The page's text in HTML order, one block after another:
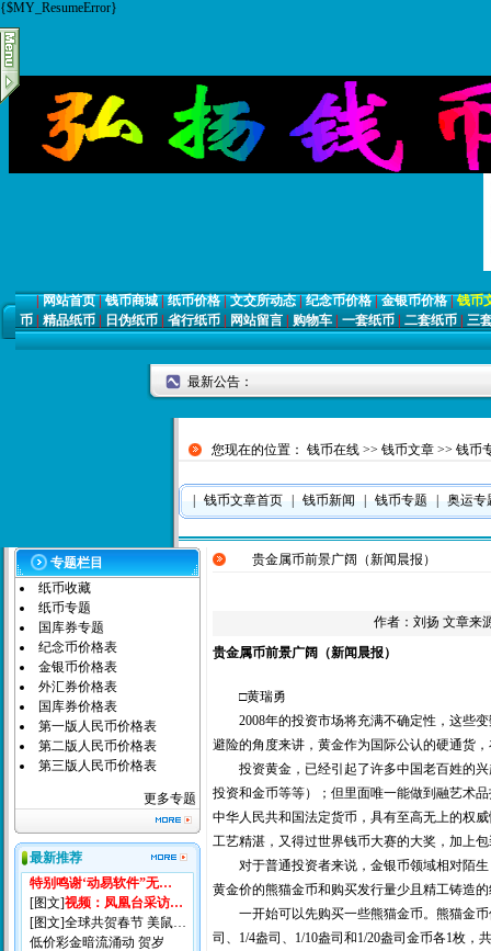
{$MY_ResumeError}
|网站首页|钱币商城|纸币价格|文交所动态|纪念币价格|金银币价格|钱币
币 | 精品纸币 | 日伪纸币 | 省行纸币 | 网站留言 | 购物车 | 一套纸币 | 二套纸币 | 三
最新公告：
您现在的位置： 钱币在线 >> 钱币文章 >> 钱币
| 钱币文章首页 | 钱币新闻 | 钱币专题 | 奥运专
专题栏目
纸币收藏
纸币专题
国库券专题
纪念币价格表
金银币价格表
外汇券价格表
国库券价格表
第一版人民币价格表
第二版人民币价格表
第三版人民币价格表
更多专题
最新推荐
特别鸣谢‘动易软件”无…
[图文]视频：凤凰台采访…
[图文]全球共贺春节 美鼠…
低价彩金暗流涌动 贺岁
贵金属币前景广阔（新闻晨报）
作者： 刘扬 文章来
贵金属币前景广阔（新闻晨报）
□黄瑞勇
2008年的投资市场将充满不确定性，这些变
避险的角度来讲，黄金作为国际公认的硬通货
投资黄金，已经引起了许多中国老百姓的兴
投资和金币等等）；但里面唯一能做到融艺术
中华人民共和国法定货币，具有至高无上的权
工艺精湛，又得过世界钱币大赛的大奖，加上
对于普通投资者来说，金银币领域相对陌生
黄金价的熊猫金币和购买发行量少且精工铸造
一开始可以先购买一些熊猫金币。熊猫金币
司、1/4盎司、1/10盎司和1/20盎司金币各1枚